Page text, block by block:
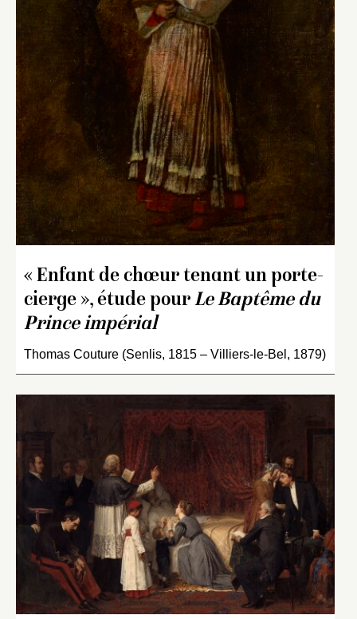
« Enfant de chœur tenant un porte-
cierge », étude pour Le Baptême du
Prince impérial
Thomas Couture (Senlis, 1815 – Villiers-le-Bel, 1879)